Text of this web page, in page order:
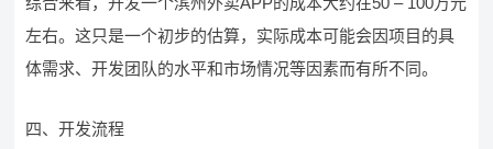
左右。这只是一个初步的估算，实际成本可能会因项目的具
体需求、开发团队的水平和市场情况等因素而有所不同。
四、开发流程